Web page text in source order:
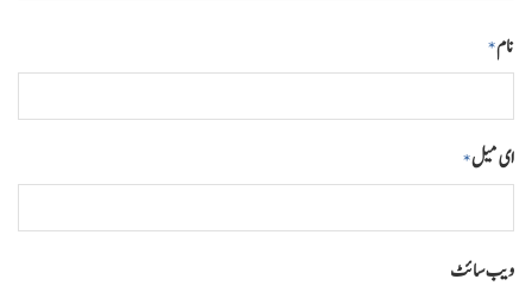
نام*
ای میل*
ویب‌ سائٹ